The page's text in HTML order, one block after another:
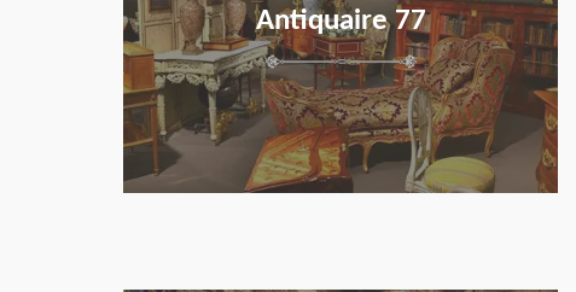
Antiquaire 77